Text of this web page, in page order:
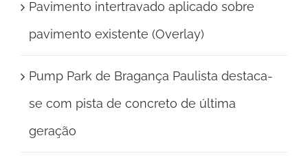
Pavimento intertravado aplicado sobre
pavimento existente (Overlay)
Pump Park de Bragança Paulista destaca-
se com pista de concreto de última
geração